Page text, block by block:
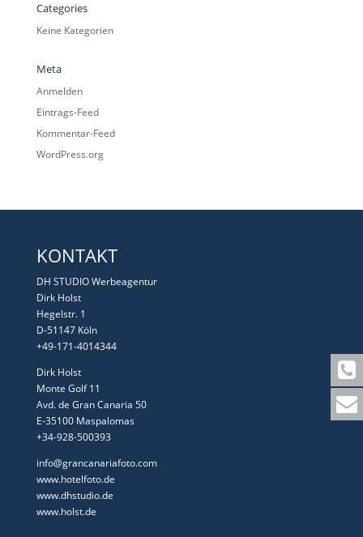
Categories
Keine Kategorien
Meta
Anmelden
Eintrags-Feed
Kommentar-Feed
WordPress.org
KONTAKT
DH STUDIO Werbeagentur
Dirk Holst
Hegelstr. 1
D-51147 Köln
+49-171-4014344
Dirk Holst
Monte Golf 11
Avd. de Gran Canaria 50
E-35100 Maspalomas
+34-928-500393
info@grancanariafoto.com
www.hotelfoto.de
www.dhstudio.de
www.holst.de